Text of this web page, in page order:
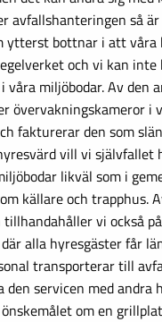
avfallshanteringen så
ytterst bottnar i att våra
och vi kan inte
våra miljöbodar. Av den
övervakningskameror i
fakturerar den som
vill vi självfallet
likväl som i
källare och trapphus.
vi också
alla hyresgäster får
transporterar till
den servicen med andra
om en